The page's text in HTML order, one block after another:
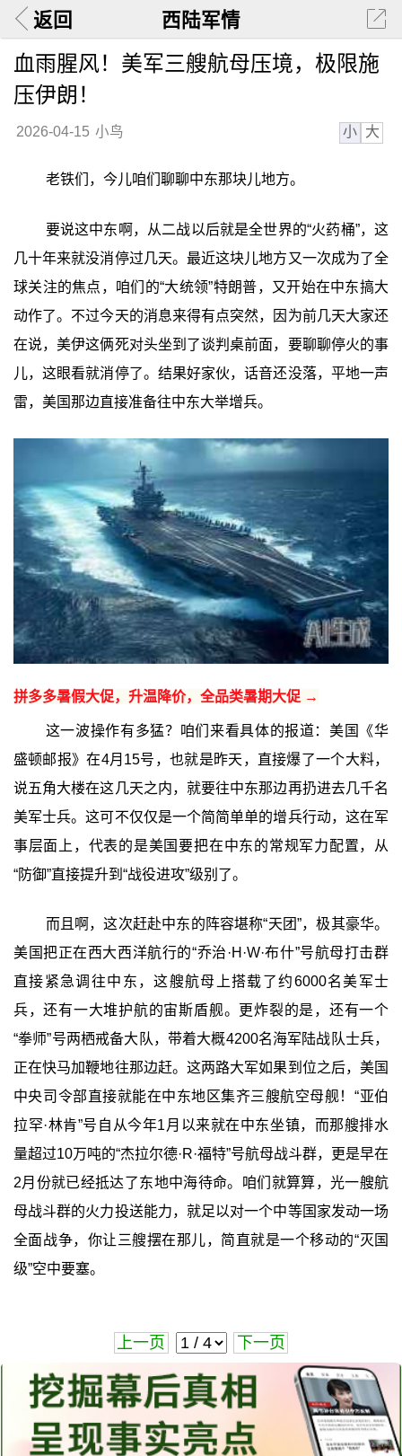
返回 西陆军情
血雨腥风！美军三艘航母压境，极限施
压伊朗！
2026-04-15 小鸟 小 大
老铁们，今儿咱们聊聊中东那块儿地方。
要说这中东啊，从二战以后就是全世界的“火药桶”，这
几十年来就没消停过几天。最近这块儿地方又一次成为了全
球关注的焦点，咱们的“大统领”特朗普，又开始在中东搞大
动作了。不过今天的消息来得有点突然，因为前几天大家还
在说，美伊这俩死对头坐到了谈判桌前面，要聊聊停火的事
儿，这眼看就消停了。结果好家伙，话音还没落，平地一声
雷，美国那边直接准备往中东大举增兵。
拼多多暑假大促，升温降价，全品类暑期大促 →
这一波操作有多猛？咱们来看具体的报道：美国《华
盛顿邮报》在4月15号，也就是昨天，直接爆了一个大料，
说五角大楼在这几天之内，就要往中东那边再扔进去几千名
美军士兵。这可不仅仅是一个简简单单的增兵行动，这在军
事层面上，代表的是美国要把在中东的常规军力配置，从
“防御”直接提升到“战役进攻”级别了。
而且啊，这次赶赴中东的阵容堪称“天团”，极其豪华。
美国把正在西大西洋航行的“乔治·H·W·布什”号航母打击群
直接紧急调往中东，这艘航母上搭载了约6000名美军士
兵，还有一大堆护航的宙斯盾舰。更炸裂的是，还有一个
“拳师”号两栖戒备大队，带着大概4200名海军陆战队士兵，
正在快马加鞭地往那边赶。这两路大军如果到位之后，美国
中央司令部直接就能在中东地区集齐三艘航空母舰！“亚伯
拉罕·林肯”号自从今年1月以来就在中东坐镇，而那艘排水
量超过10万吨的“杰拉尔德·R·福特”号航母战斗群，更是早在
2月份就已经抵达了东地中海待命。咱们就算算，光一艘航
母战斗群的火力投送能力，就足以对一个中等国家发动一场
全面战争，你让三艘摆在那儿，简直就是一个移动的“灭国
级”空中要塞。
上一页 下一页